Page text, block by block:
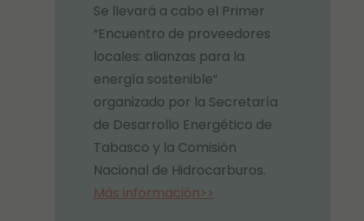
Se llevará a cabo el Primer
“Encuentro de proveedores
locales: alianzas para la
energía sostenible”
organizado por la Secretaría
de Desarrollo Energético de
Tabasco y la Comisión
Nacional de Hidrocarburos.
Más información>>